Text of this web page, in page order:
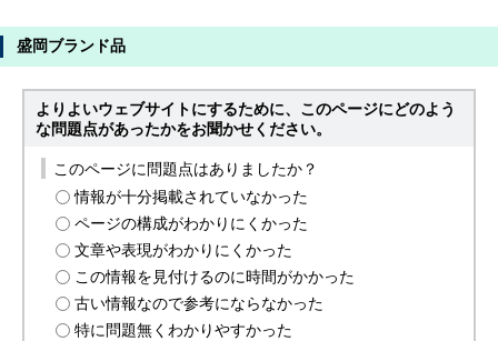
盛岡ブランド品
よりよいウェブサイトにするために、このページにどのよう
な問題点があったかをお聞かせください。
このページに問題点はありましたか？
情報が十分掲載されていなかった
ページの構成がわかりにくかった
文章や表現がわかりにくかった
この情報を見付けるのに時間がかかった
古い情報なので参考にならなかった
特に問題無くわかりやすかった